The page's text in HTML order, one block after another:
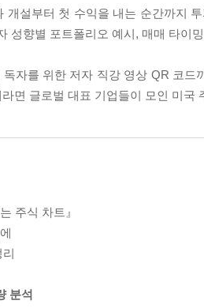
개설부터 첫 수익을 내는 순간까지
성향별 포트폴리오 예시, 매매 타이
독자를 위한 저자 직강 영상 QR 코드
라면 글로벌 대표 기업들이 모인 미
주식 차트』
분석